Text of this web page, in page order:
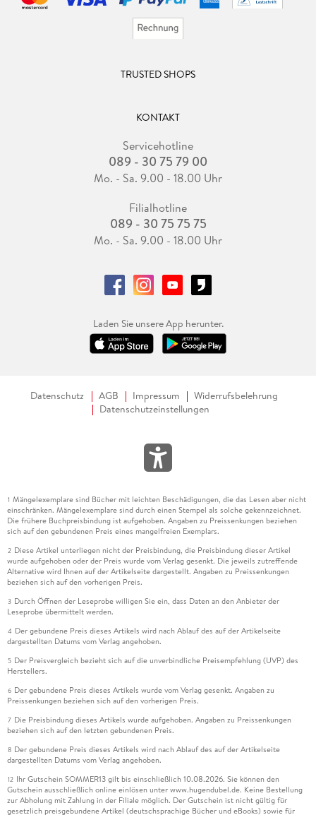
TRUSTED SHOPS
KONTAKT
Servicehotline
089 - 30 75 79 00
Mo. - Sa. 9.00 - 18.00 Uhr
Filialhotline
089 - 30 75 75 75
Mo. - Sa. 9.00 - 18.00 Uhr
Laden Sie unsere App herunter.
Datenschutz AGB Impressum
Widerrufsbelehrung
Datenschutzeinstellungen
1 Mängelexemplare sind Bücher mit leichten Beschädigungen, die das Lesen aber nicht
einschränken. Mängelexemplare sind durch einen Stempel als solche gekennzeichnet.
Die frühere Buchpreisbindung ist aufgehoben. Angaben zu Preissenkungen beziehen
sich auf den gebundenen Preis eines mangelfreien Exemplars.
2 Diese Artikel unterliegen nicht der Preisbindung, die Preisbindung dieser Artikel
wurde aufgehoben oder der Preis wurde vom Verlag gesenkt. Die jeweils zutreffende
Alternative wird Ihnen auf der Artikelseite dargestellt. Angaben zu Preissenkungen
beziehen sich auf den vorherigen Preis.
3 Durch Öffnen der Leseprobe willigen Sie ein, dass Daten an den Anbieter der
Leseprobe übermittelt werden.
4 Der gebundene Preis dieses Artikels wird nach Ablauf des auf der Artikelseite
dargestellten Datums vom Verlag angehoben.
5 Der Preisvergleich bezieht sich auf die unverbindliche Preisempfehlung (UVP) des
Herstellers.
6 Der gebundene Preis dieses Artikels wurde vom Verlag gesenkt. Angaben zu
Preissenkungen beziehen sich auf den vorherigen Preis.
7 Die Preisbindung dieses Artikels wurde aufgehoben. Angaben zu Preissenkungen
beziehen sich auf den letzten gebundenen Preis.
8 Der gebundene Preis dieses Artikels wird nach Ablauf des auf der Artikelseite
dargestellten Datums vom Verlag angehoben.
12 Ihr Gutschein SOMMER13 gilt bis einschließlich 10.08.2026. Sie können den
Gutschein ausschließlich online einlösen unter www.hugendubel.de. Keine Bestellung
zur Abholung mit Zahlung in der Filiale möglich. Der Gutschein ist nicht gültig für
gesetzlich preisgebundene Artikel (deutschsprachige Bücher und eBooks) sowie für